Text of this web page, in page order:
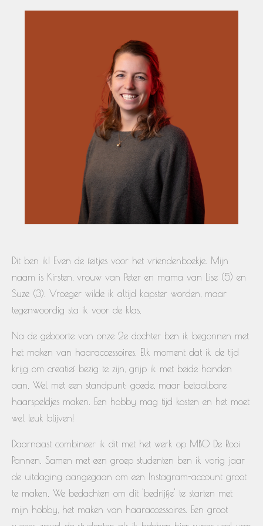
Dit ben ik! Even de feitjes voor het vriendenboekje. Mijn
naam is Kirsten, vrouw van Peter en mama van Lise (5) en
Suze (3). Vroeger wilde ik altijd kapster worden, maar
tegenwoordig sta ik voor de klas.
Na de geboorte van onze 2e dochter ben ik begonnen met
het maken van haaraccessoires. Elk moment dat ik de tijd
krijg om creatief bezig te zijn, grijp ik met beide handen
aan. Wel met een standpunt: goede, maar betaalbare
haarspeldjes maken. Een hobby mag tijd kosten en het moet
wel leuk blijven!
Daarnaast combineer ik dit met het werk op MBO De Rooi
Pannen. Samen met een groep studenten ben ik vorig jaar
de uitdaging aangegaan om een Instagram-account groot
te maken. We bedachten om dit 'bedrijfje' te starten met
mijn hobby, het maken van haaraccessoires. Een groot